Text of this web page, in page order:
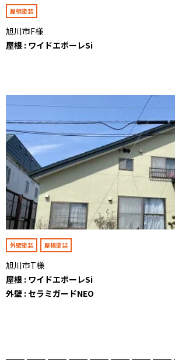
屋根塗装
旭川市F様
屋根 : ワイドエポーレSi
外壁塗装 屋根塗装
旭川市T様
屋根 : ワイドエポーレSi
外壁 : セラミガードNEO